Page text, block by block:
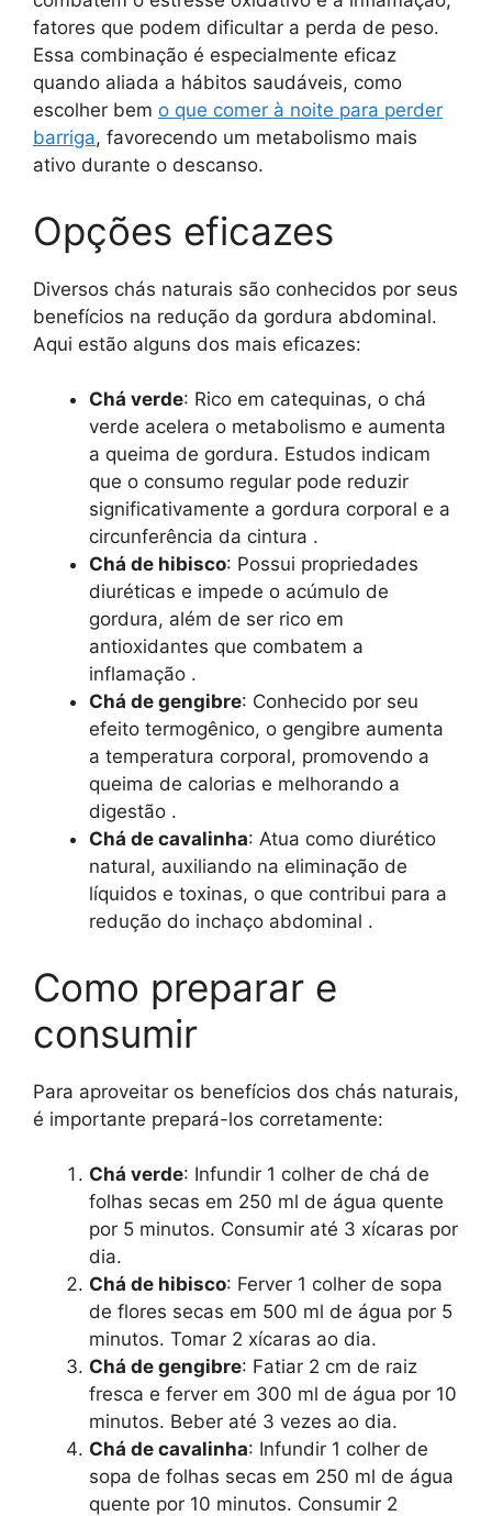
fatores que podem dificultar a perda de peso.
Essa combinação é especialmente eficaz
quando aliada a hábitos saudáveis, como
escolher bem o que comer à noite para perder
barriga, favorecendo um metabolismo mais
ativo durante o descanso.
Opções eficazes
Diversos chás naturais são conhecidos por seus
benefícios na redução da gordura abdominal.
Aqui estão alguns dos mais eficazes:
Chá verde: Rico em catequinas, o chá
verde acelera o metabolismo e aumenta
a queima de gordura. Estudos indicam
que o consumo regular pode reduzir
significativamente a gordura corporal e a
circunferência da cintura .
Chá de hibisco: Possui propriedades
diuréticas e impede o acúmulo de
gordura, além de ser rico em
antioxidantes que combatem a
inflamação .
Chá de gengibre: Conhecido por seu
efeito termogênico, o gengibre aumenta
a temperatura corporal, promovendo a
queima de calorias e melhorando a
digestão .
Chá de cavalinha: Atua como diurético
natural, auxiliando na eliminação de
líquidos e toxinas, o que contribui para a
redução do inchaço abdominal .
Como preparar e
consumir
Para aproveitar os benefícios dos chás naturais,
é importante prepará-los corretamente:
Chá verde: Infundir 1 colher de chá de
folhas secas em 250 ml de água quente
por 5 minutos. Consumir até 3 xícaras por
dia.
Chá de hibisco: Ferver 1 colher de sopa
de flores secas em 500 ml de água por 5
minutos. Tomar 2 xícaras ao dia.
Chá de gengibre: Fatiar 2 cm de raiz
fresca e ferver em 300 ml de água por 10
minutos. Beber até 3 vezes ao dia.
Chá de cavalinha: Infundir 1 colher de
sopa de folhas secas em 250 ml de água
quente por 10 minutos. Consumir 2